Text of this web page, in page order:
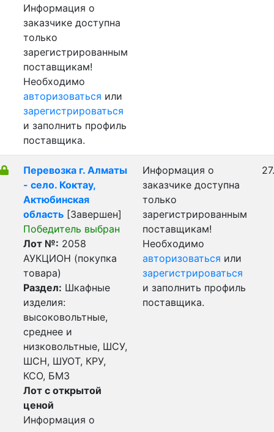
Информация о
заказчике доступна
только
зарегистрированным
поставщикам!
Необходимо
авторизоваться или
зарегистрироваться
и заполнить профиль
поставщика.
Перевозка г. Алматы
- село. Коктау,
Актюбинская
область [Завершен]
Победитель выбран
Лот №: 2058
АУКЦИОН (покупка
товара)
Раздел: Шкафные
изделия:
высоковольтные,
среднее и
низковольтные, ШСУ,
ШСН, ШУОТ, КРУ,
КСО, БМЗ
Лот с открытой
ценой
Информация о
Информация о
заказчике доступна
только
зарегистрированным
поставщикам!
Необходимо
авторизоваться или
зарегистрироваться
и заполнить профиль
поставщика.